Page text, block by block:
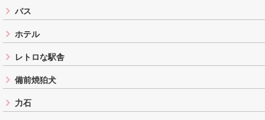
バス
ホテル
レトロな駅舎
備前焼狛犬
力石